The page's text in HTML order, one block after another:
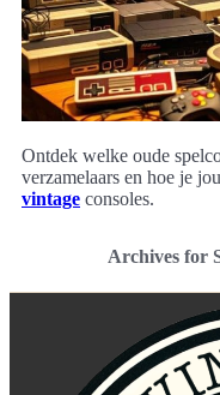
Ontdek welke oude
verzamelaars en hoe je
vintage consoles.
Archives for